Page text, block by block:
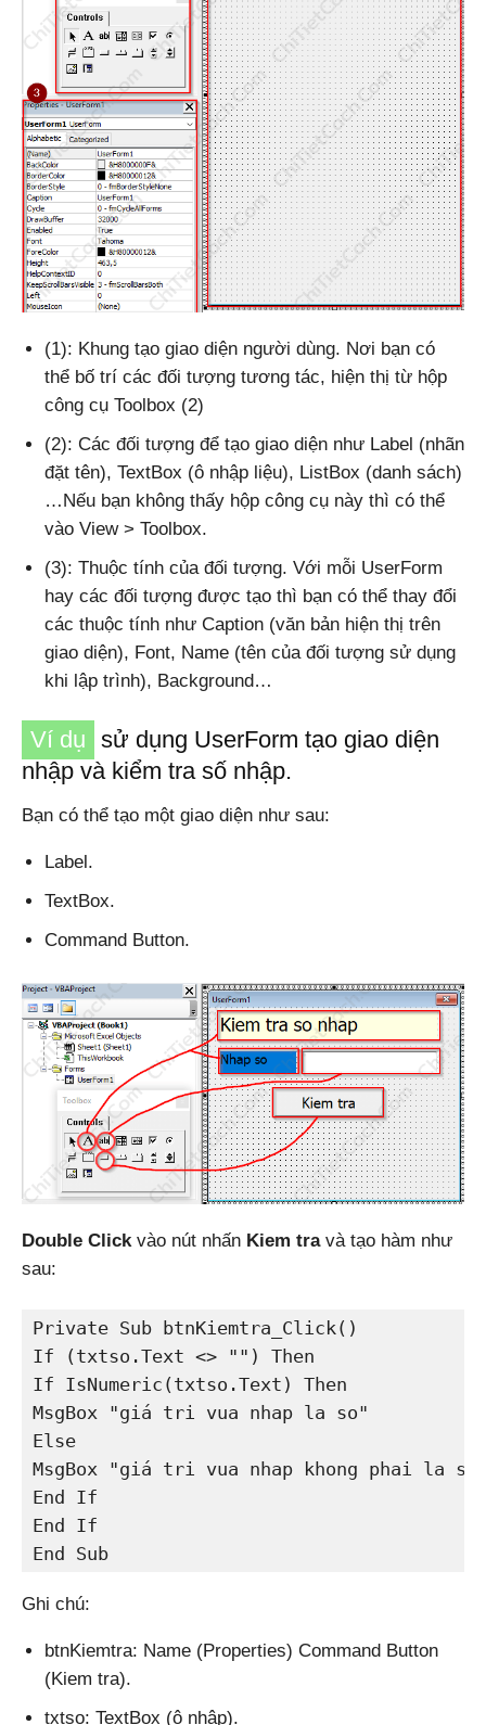
(1): Khung tạo giao diện người dùng. Nơi bạn có
thể bố trí các đối tượng tương tác, hiện thị từ hộp
công cụ Toolbox (2)
(2): Các đối tượng để tạo giao diện như Label (nhãn
đặt tên), TextBox (ô nhập liệu), ListBox (danh sách)
…Nếu bạn không thấy hộp công cụ này thì có thể
vào View > Toolbox.
(3): Thuộc tính của đối tượng. Với mỗi UserForm
hay các đối tượng được tạo thì bạn có thể thay đổi
các thuộc tính như Caption (văn bản hiện thị trên
giao diện), Font, Name (tên của đối tượng sử dụng
khi lập trình), Background…
Ví dụ sử dụng UserForm tạo giao diện
nhập và kiểm tra số nhập.
Bạn có thể tạo một giao diện như sau:
Label.
TextBox.
Command Button.
Double Clickvào nút nhấn Kiem travà tạo hàm như
sau:
Private Sub btnKiemtra_Click()
If (txtso.Text <> "") Then
If IsNumeric(txtso.Text) Then
MsgBox "giá tri vua nhap la so"
Else
MsgBox "giá tri vua nhap khong phai la
End If
End If
End Sub
Ghi chú:
btnKiemtra: Name (Properties) Command Button
(Kiem tra).
txtso: TextBox (ô nhập).